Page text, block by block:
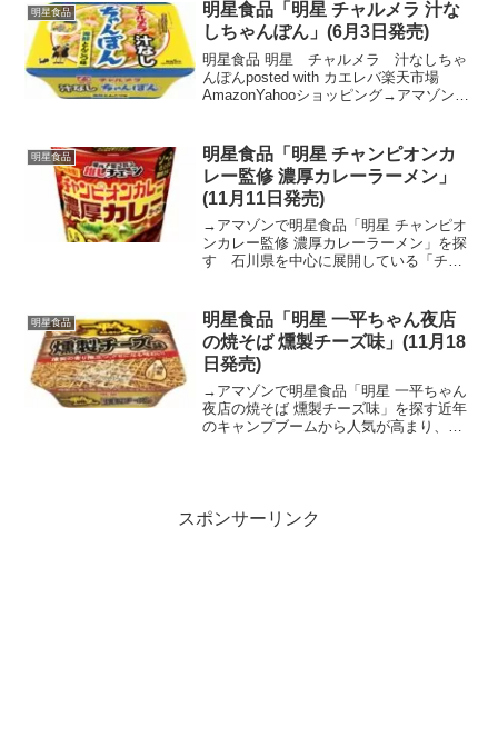
明星食品
明星食品「明星 チャルメラ 汁な
しちゃんぽん」(6月3日発売)
明星食品 明星 チャルメラ 汁なしちゃ
んぽんposted with カエレバ楽天市場
AmazonYahooショッピング→アマゾンで
ゃんぽん」は、ピンクのかまぼこ...
明星食品
明星食品「明星 チャンピオンカ
レー監修 濃厚カレーラーメン」
(11月11日発売)
→アマゾンで明星食品「明星 チャンピオ
ンカレー監修 濃厚カレーラーメン」を探
す 石川県を中心に展開している「チャ
され、地元で愛されているカレーチェー
ン店です。提供される...
明星食品
明星食品「明星 一平ちゃん夜店
の焼そば 燻製チーズ味」(11月18
日発売)
→アマゾンで明星食品「明星 一平ちゃん
夜店の焼そば 燻製チーズ味」を探す近年
のキャンプブームから人気が高まり、今
スポンサーリンク